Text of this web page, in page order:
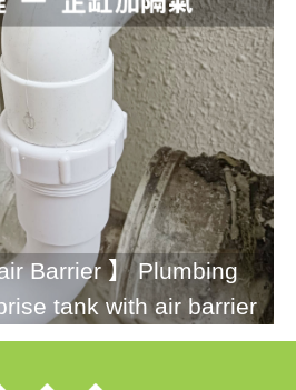
Barrier 】 Plumbing
tank with air barrier